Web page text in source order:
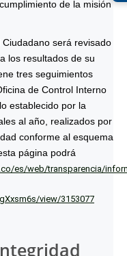
de la misión
será revisado
los resultados de su
tres seguimientos
de Control Interno
establecido por la
al año, realizados por
conforme al esquema
página podrá
es/web/transparencia/
view/3153077